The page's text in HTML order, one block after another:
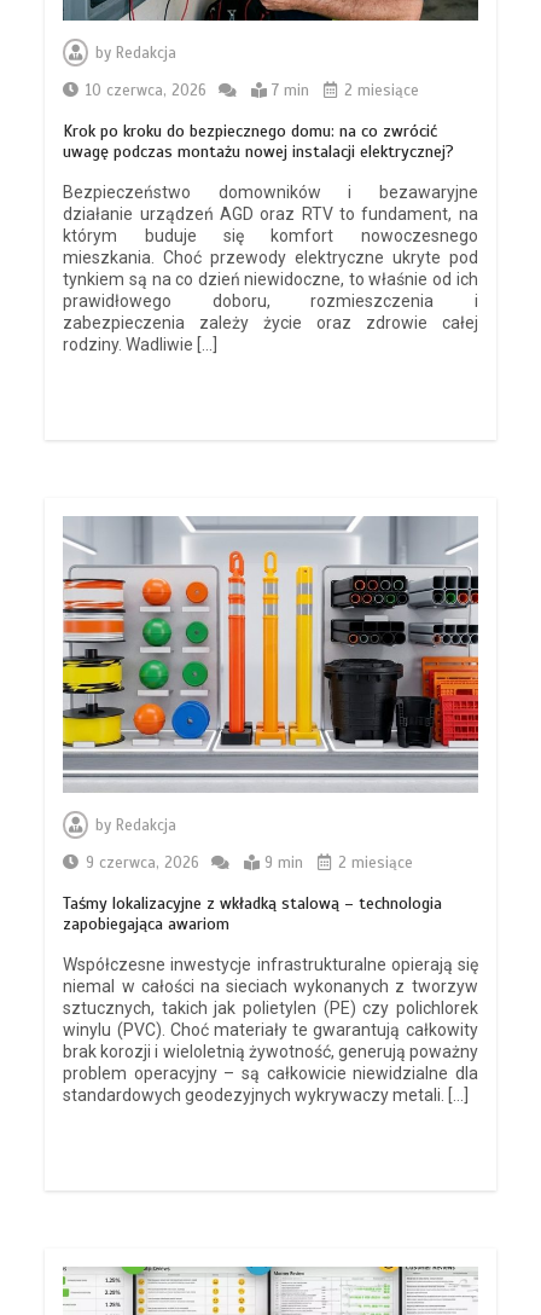
by Redakcja
10 czerwca, 2026
7 min 2 miesiące
Krok po kroku do bezpiecznego domu: na co zwrócić
uwagę podczas montażu nowej instalacji elektrycznej?
Bezpieczeństwo domowników i bezawaryjne
działanie urządzeń AGD oraz RTV to fundament, na
którym buduje się komfort nowoczesnego
mieszkania. Choć przewody elektryczne ukryte pod
tynkiem są na co dzień niewidoczne, to właśnie od ich
prawidłowego doboru, rozmieszczenia i
zabezpieczenia zależy życie oraz zdrowie całej
rodziny. Wadliwie […]
byRedakcja
9 czerwca, 2026
9 min 2 miesiące
Taśmy lokalizacyjne z wkładką stalową – technologia
zapobiegająca awariom
Współczesne inwestycje infrastrukturalne opierają się
niemal w całości na sieciach wykonanych z tworzyw
sztucznych, takich jak polietylen (PE) czy polichlorek
winylu (PVC). Choć materiały te gwarantują całkowity
brak korozji i wieloletnią żywotność, generują poważny
problem operacyjny – są całkowicie niewidzialne dla
standardowych geodezyjnych wykrywaczy metali. […]